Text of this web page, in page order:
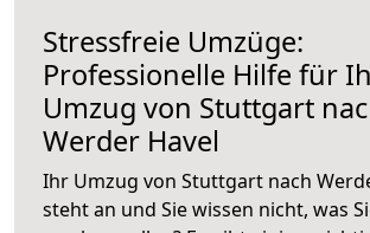
Stressfreie Umzüge:
Professionelle Hilfe für
Umzug von Stuttgart
Werder Havel
Ihr Umzug von Stuttgart nach
steht an und Sie wissen nicht, was